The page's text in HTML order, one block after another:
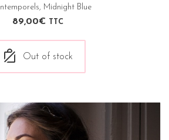
, Midnight Blue
89,00€ TTC
Out of stock